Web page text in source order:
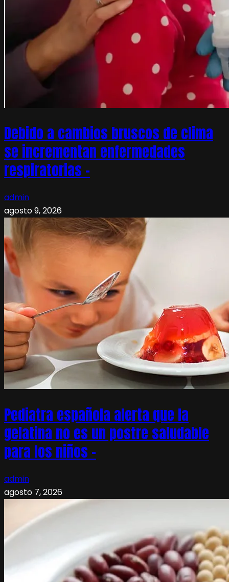
Debido a cambios bruscos de clima
se incrementan enfermedades
respiratorias –
admin
agosto 9, 2026
Pediatra española alerta que la
gelatina no es un postre saludable
para los niños –
admin
agosto 7, 2026